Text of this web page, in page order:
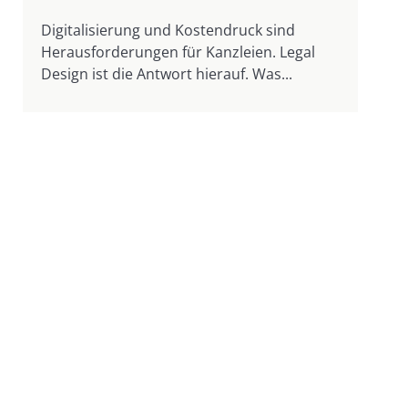
Digitalisierung und Kostendruck sind
Herausforderungen für Kanzleien. Legal
Design ist die Antwort hierauf. Was...